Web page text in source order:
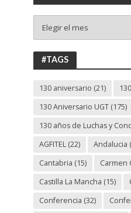
130
ANIVERSARIO
UGT
#TAGS
130 aniversario (21)
130 Aniversario UGT(175)
130 años de Luchas y
AGFITEL(22) Andalucia
Cantabria (15) Carmen
Castilla La Mancha (15)
Conferencia (32)